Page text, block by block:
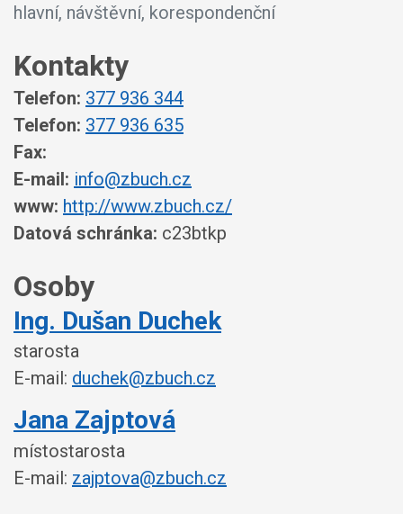
hlavní, návštěvní, korespondenční
Kontakty
Telefon: 377 936 344
Telefon: 377 936 635
Fax:
E-mail: info@zbuch.cz
www: http://www.zbuch.cz/
Datová schránka: c23btkp
Osoby
Ing. Dušan Duchek
starosta
E-mail: duchek@zbuch.cz
Jana Zajptová
místostarosta
E-mail: zajptova@zbuch.cz